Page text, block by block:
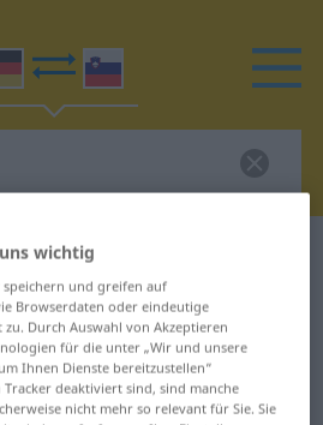
Wörterbuch
Übersetzung
Übersetzung
wichtig
und greifen auf
Browserdaten oder eindeutige
Durch Auswahl von Akzeptieren
für die unter „Wir und unsere
Ihnen Dienste bereitzustellen“
deaktiviert sind, sind manche
nicht mehr so relevant für Sie. Sie